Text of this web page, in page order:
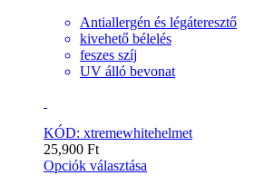
Antiallergén és légáteresztő
kivehető bélelés
feszes szíj
UV álló bevonat
KÓD: xtremewhitehelmet
25,900 Ft
Opciók választása